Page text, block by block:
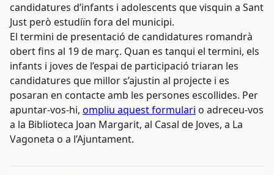
candidatures d’infants i adolescents que visquin a Sant
Just però estudiïn fora del municipi.
El termini de presentació de candidatures romandrà
obert fins al 19 de març. Quan es tanqui el termini, els
infants i joves de l’espai de participació triaran les
candidatures que millor s’ajustin al projecte i es
posaran en contacte amb les persones escollides. Per
apuntar-vos-hi, ompliu aquest formulari o adreceu-vos
a la Biblioteca Joan Margarit, al Casal de Joves, a La
Vagoneta o a l’Ajuntament.